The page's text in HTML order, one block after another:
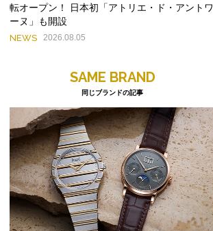
転オープン！ 日本初「アトリエ・ド・アントワ
ーヌ」も開設
NEWS 2026.08.05
SAME BRAND
同じブランドの記事